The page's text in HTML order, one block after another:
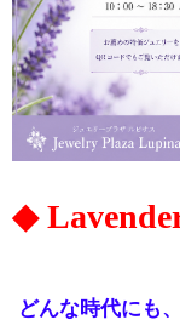
◆
どんな時代にも